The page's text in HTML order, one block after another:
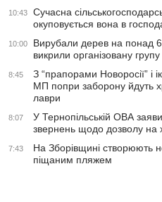
10:43
Сучасна
окуповується вона в
10:00
Вирубали дерев на понад
викрили організовану групу
8:45
З “прапорами Новоросії” і
МП попри заборону йдуть
лаври
8:07
У Тернопільській ОВА
звернень щодо дозволу на
7:43
На Зборівщині створюють
піщаним пляжем